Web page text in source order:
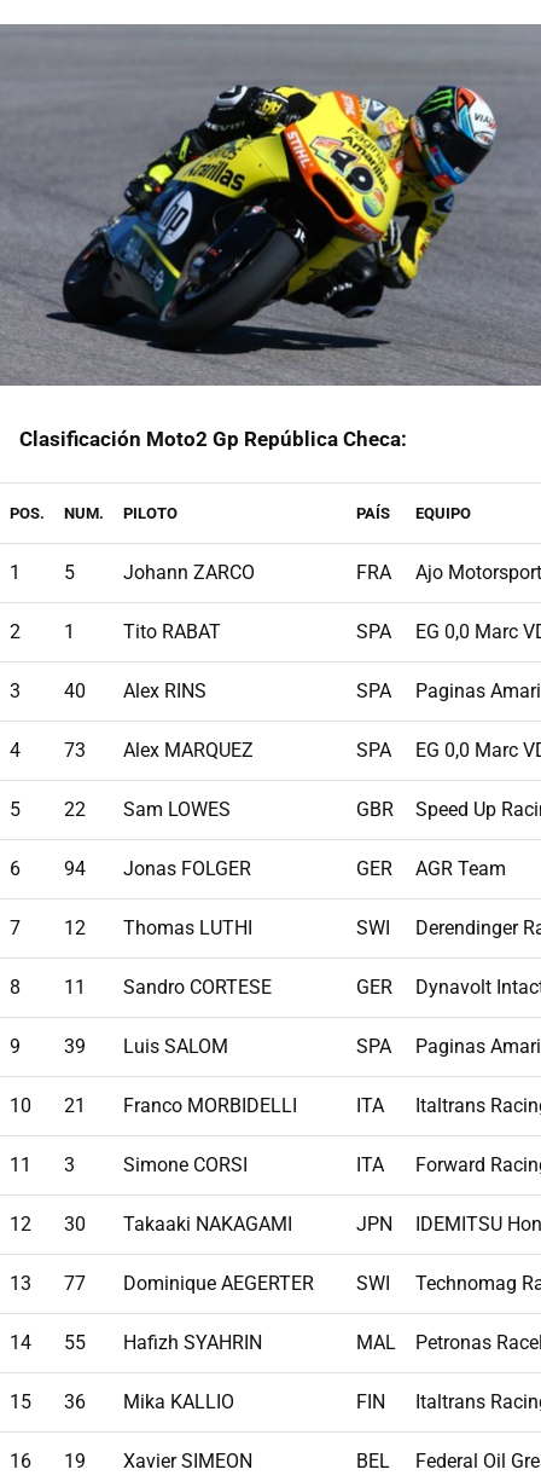
Clasificación Moto2 Gp República Checa:
POS. NUM. PILOTO PAÍS EQUIPO
1 5 Johann ZARCO FRA Ajo Motorsport
2 1 Tito RABAT SPA EG 0,0 Marc
3 40 Alex RINS SPA Paginas
4 73 Alex MARQUEZ SPA EG 0,0 Marc
5 22 Sam LOWES GBR Speed Up
6 94 Jonas FOLGER GER AGR Team
7 12 Thomas LUTHI SWI Derendinger
8 11 Sandro CORTESE GER Dynavolt
9 39 Luis SALOM SPA Paginas
10 21 Franco MORBIDELLI ITA Italtrans
11 3 Simone CORSI ITA Forward
12 30 Takaaki NAKAGAMI JPN IDEMITSU
13 77 Dominique AEGERTER SWI Technomag
14 55 Hafizh SYAHRIN MAL Petronas
15 36 Mika KALLIO FIN Italtrans
16 19 Xavier SIMEON BEL Federal Oil